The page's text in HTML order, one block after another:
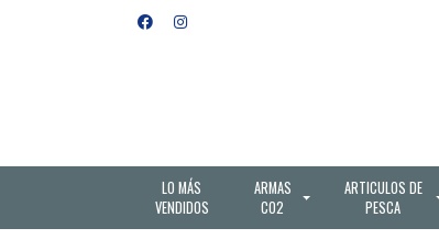
LO MÁS
VENDIDOS
ARMAS
CO2
ARTICULOS DE
PESCA